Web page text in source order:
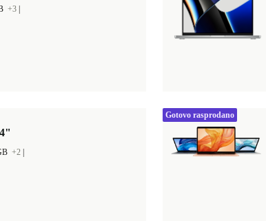
+3
+2
Gotovo rasprodano